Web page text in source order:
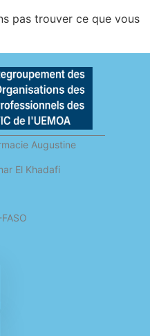
pas trouver ce que vous
Augustine
El Khadafi